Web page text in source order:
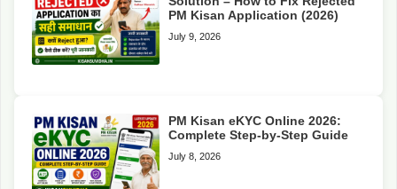
PM Kisan Application (2026)
July 9, 2026
PM Kisan eKYC Online 2026:
Complete Step-by-Step Guide
July 8, 2026